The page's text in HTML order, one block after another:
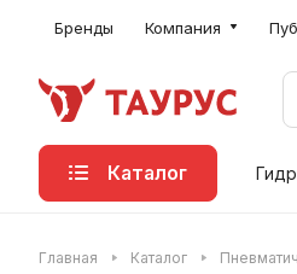
Бренды Компания
Каталог
Главная Каталог